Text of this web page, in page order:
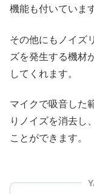
機能も付いていま
その他にもノイズ
ズを発生する機材
してくれます。
マイクで吸音した
りノイズを消去し
ことができます。